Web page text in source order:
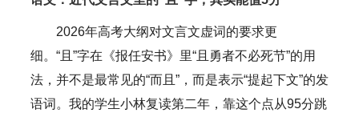
2026年高考大纲对文言文虚词的要求更
细。“且”字在《报任安书》里“且勇者不必死节”的用
法，并不是最常见的“而且”，而是表示“提起下文”的发
语词。我的学生小林复读第二年，靠这个点从95分跳